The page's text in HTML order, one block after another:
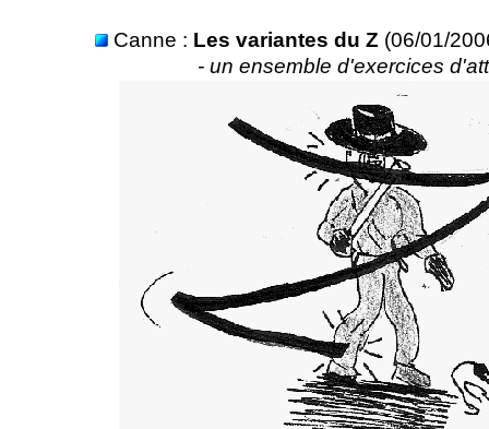
Canne : Les variantes du Z (06/01/
- un ensemble d'exercices